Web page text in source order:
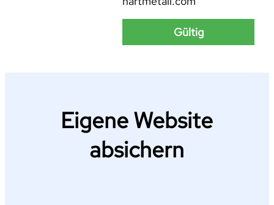
Gültig
Eigene Website
absichern